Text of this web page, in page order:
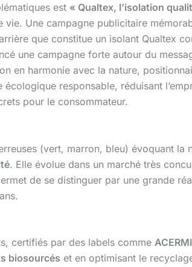
est « Qualtex, l’isolation
Une campagne publicitaire
que constitue un isolant Qualtex
une campagne forte autour du
en harmonie avec la nature,
responsable, réduisant
pour le consommateur.
(vert, marron, bleu) évoquant la
. Elle évolue dans un marché très
de se distinguer par une grande
certifiés par des labels comme ACERMI
biosourcés et en optimisant le